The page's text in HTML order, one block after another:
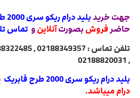
جهت خریدبلید درام ریکو سری 2000 طرح فابریک
حاضرفروش بصورتآنلاین و تماس
, 02188820031
بلید درام ریکو سری 2000 طرح فابریک
درام میباشد.